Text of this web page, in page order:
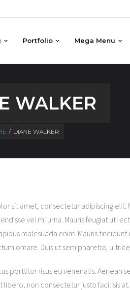
Portfolio Mega Menu
WALKER
/ DIANE WALKER
sit amet, consectetur adipiscing elit.
vel mi urna. Mauris feugiat ut
malesuada enim. Mauris
ornare. Duis ut sem pharetra,
porttitor risus eu venenatis.
libero, non consectetur justo facilisis